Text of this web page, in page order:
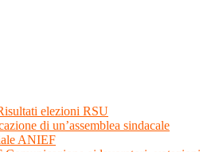
elezioni RSU
di un’assemblea sindacale
ANIEF